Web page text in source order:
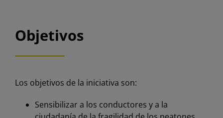
Objetivos
Los objetivos de la iniciativa son:
Sensibilizar a los conductores y a la